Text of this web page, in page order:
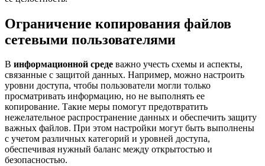
Ограничение копирования файлов
сетевыми пользователями
В информационной среде важно учесть схемы и аспекты,
связанные с защитой данных. Например, можно настроить
уровни доступа, чтобы пользователи могли только
просматривать информацию, но не выполнять ее
копирование. Такие меры помогут предотвратить
нежелательное распространение данных и обеспечить защиту
важных файлов. При этом настройки могут быть выполнены
с учетом различных категорий и уровней доступа,
обеспечивая нужный баланс между открытостью и
безопасностью.